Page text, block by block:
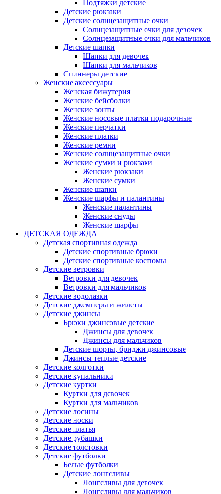
Подтяжки детские
Детские рюкзаки
Детские солнцезащитные очки
Солнцезащитные очки для девочек
Солнцезащитные очки для мальчиков
Детские шапки
Шапки для девочек
Шапки для мальчиков
Спиннеры детские
Женские аксессуары
Женская бижутерия
Женские бейсболки
Женские зонты
Женские носовые платки подарочные
Женские перчатки
Женские платки
Женские ремни
Женские солнцезащитные очки
Женские сумки и рюкзаки
Женские рюкзаки
Женские сумки
Женские шапки
Женские шарфы и палантины
Женские палантины
Женские снуды
Женские шарфы
ДЕТСКАЯ ОДЕЖДА
Детская спортивная одежда
Детские спортивные брюки
Детские спортивные костюмы
Детские ветровки
Ветровки для девочек
Ветровки для мальчиков
Детские водолазки
Детские джемперы и жилеты
Детские джинсы
Брюки джинсовые детские
Джинсы для девочек
Джинсы для мальчиков
Детские шорты, бриджи джинсовые
Джинсы теплые детские
Детские колготки
Детские купальники
Детские куртки
Куртки для девочек
Куртки для мальчиков
Детские лосины
Детские носки
Детские платья
Детские рубашки
Детские толстовки
Детские футболки
Белые футболки
Детские лонгсливы
Лонгсливы для девочек
Лонгсливы для мальчиков